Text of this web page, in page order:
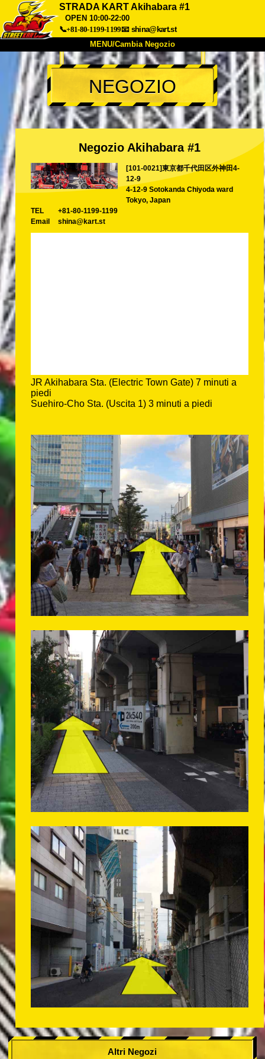
STRADA KART Akihabara #1
OPEN 10:00-22:00
📞+81-80-1199-1199📧 shina@kart.st
MENU/Cambia Negozio
INIZIO
Chi Siamo Specifiche Prezzo
Accesso Recensioni FAQ
Azienda Prenotazioni
Tokyo Akihabara#1
Tokyo Akihabara#2 Tokyo Shibuya
Tokyo Asakusa
NEGOZIO
Negozio Akihabara #1
[101-0021]東京都千代田区外神田4-
12-9
4-12-9 Sotokanda Chiyoda ward
Tokyo, Japan
TEL
+81-80-1199-1199
Email
shina@kart.st
JR Akihabara Sta. (Electric Town Gate) 7 minuti a
piedi
Suehiro-Cho Sta. (Uscita 1) 3 minuti a piedi
Altri Negozi